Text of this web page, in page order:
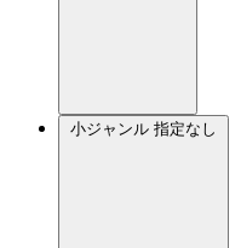
小ジャンル 指定なし